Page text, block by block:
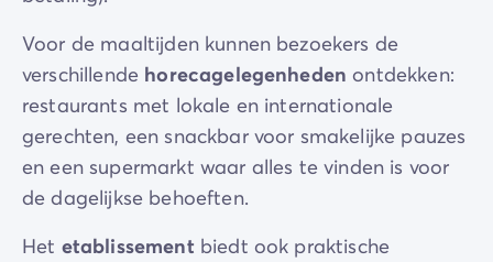
Voor de maaltijden kunnen bezoekers de
verschillende horecagelegenheden ontdekken:
restaurants met lokale en internationale
gerechten, een snackbar voor smakelijke pauzes
en een supermarkt waar alles te vinden is voor
de dagelijkse behoeften.
Het etablissement biedt ook praktische